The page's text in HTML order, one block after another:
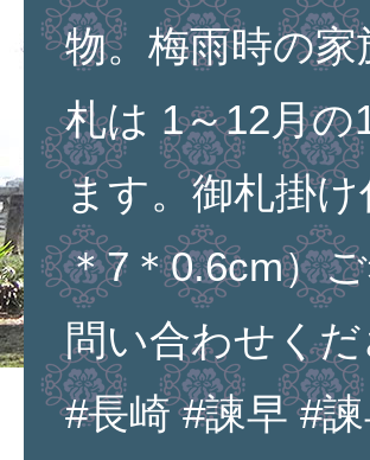
物。梅雨時の
札は 1～12月
ます。御札掛
＊7＊0.6cm）
問い合わせく
#長崎 #諫早 #